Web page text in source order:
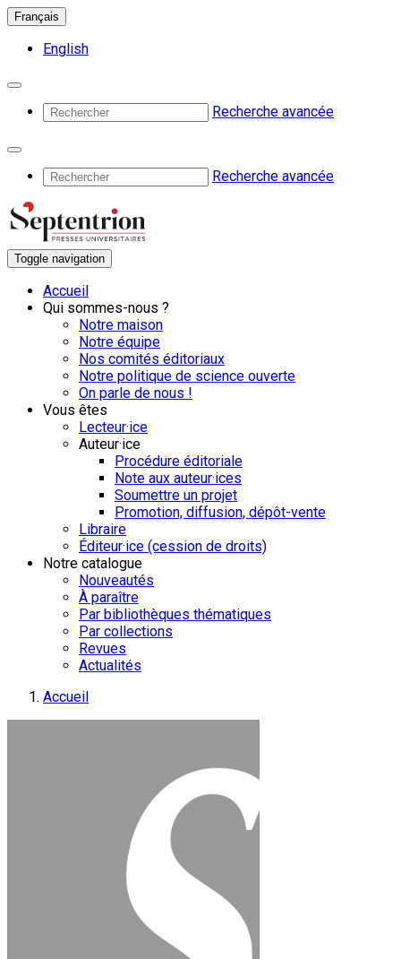
Français
English
Recherche avancée
Recherche avancée
Toggle navigation
Accueil
Qui sommes-nous ?
Notre maison
Notre équipe
Nos comités éditoriaux
Notre politique de science ouverte
On parle de nous !
Vous êtes
Lecteur·ice
Auteur·ice
Procédure éditoriale
Note aux auteur·ices
Soumettre un projet
Promotion, diffusion, dépôt-vente
Libraire
Éditeur·ice (cession de droits)
Notre catalogue
Nouveautés
À paraître
Par bibliothèques thématiques
Par collections
Revues
Actualités
Accueil